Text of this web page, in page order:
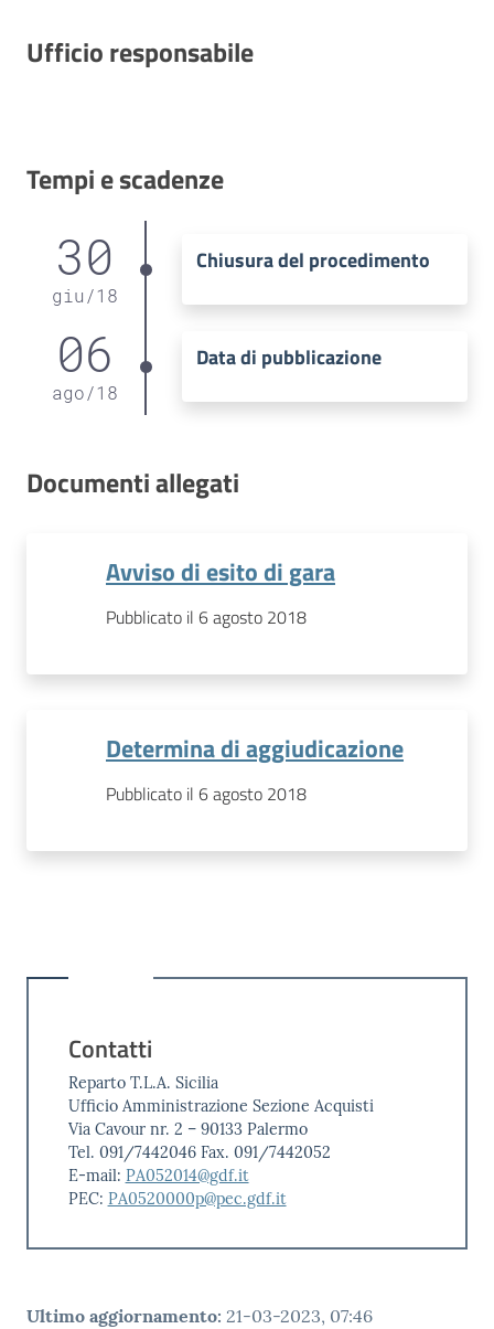
Ufficio responsabile
Tempi e scadenze
30
giu /18
Chiusura del procedimento
06
ago/18
Data di pubblicazione
Documenti allegati
Avviso di esito di gara
Pubblicato il 6 agosto 2018
Determina di aggiudicazione
Pubblicato il 6 agosto 2018
Contatti
Reparto T.L.A. Sicilia
Ufficio Amministrazione Sezione Acquisti
Via Cavour nr. 2 – 90133 Palermo
Tel. 091/7442046 Fax. 091/7442052
E-mail: PA052014@gdf.it
PEC: PA0520000p@pec.gdf.it
Ultimo aggiornamento: 21-03-2023, 07:46